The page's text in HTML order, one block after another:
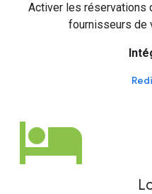
Activer les réservations
fournisseurs de
hotel